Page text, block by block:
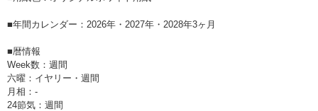
■年間カレンダー：2026年・2027年・2028年3ヶ月
■暦情報
Week数：週間
六曜：イヤリー・週間
月相：-
24節気：週間